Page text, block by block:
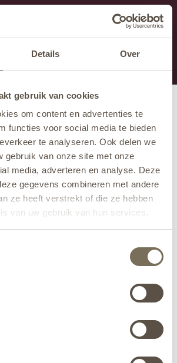
Details Over
gebruik van cookies
om content en advertenties te
functies voor social media te bieden
te analyseren. Ook delen we
gebruik van onze site met onze
media, adverteren en analyse. Deze
gegevens combineren met andere
ze heeft verstrekt of die ze hebben
van uw gebruik van hun services.
derzeit gewartet.
vermissen, können Sie uns
294 anrufen oder uns unter